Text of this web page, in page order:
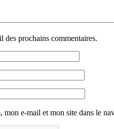
des prochains commentaires.
mon e-mail et mon site dans le